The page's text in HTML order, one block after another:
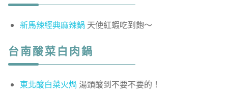
新馬辣經典麻辣鍋 天使紅蝦吃到飽～
台南酸菜白肉鍋
東北酸白菜火煱 湯頭酸到不要不要的！